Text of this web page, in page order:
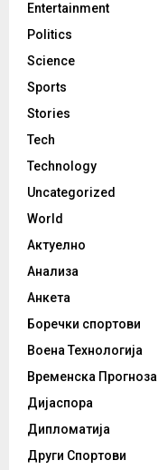
Entertainment
Politics
Science
Sports
Stories
Tech
Technology
Uncategorized
World
Актуелно
Анализа
Анкета
Боречки спортови
Воена Технологија
Временска Прогноза
Дијаспора
Дипломатија
Други Спортови